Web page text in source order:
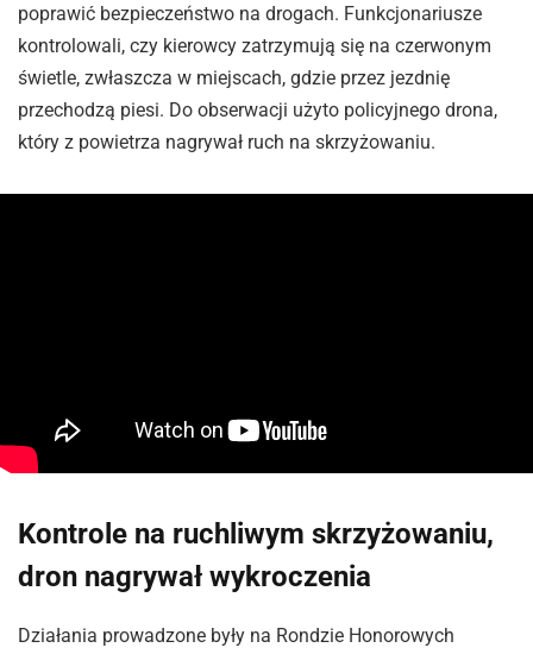
poprawić bezpieczeństwo na drogach. Funkcjonariusze
kontrolowali, czy kierowcy zatrzymują się na czerwonym
świetle, zwłaszcza w miejscach, gdzie przez jezdnię
przechodzą piesi. Do obserwacji użyto policyjnego drona,
który z powietrza nagrywał ruch na skrzyżowaniu.
Kontrole na ruchliwym skrzyżowaniu,
dron nagrywał wykroczenia
Działania prowadzone były na Rondzie Honorowych